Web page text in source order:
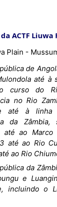
ACTF Liuwa
Plain -
de
até à
curso do
no Rio
até à
da
até ao
até ao Rio
ao Rio
da
e
incluindo o